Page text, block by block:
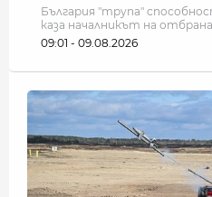
България "трупа"
каза началникът на
09:01 - 09.08.2026